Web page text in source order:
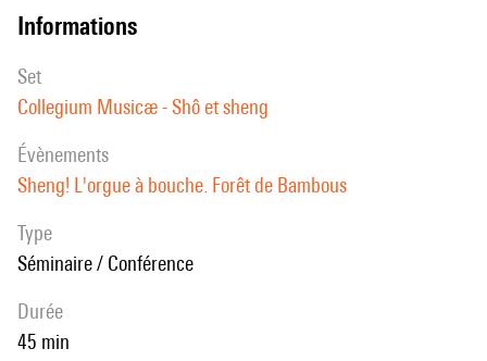
informations
set
Collegium Musicæ - Shô et sheng
évènements
Sheng! L'orgue à bouche. Forêt de Bambous
Type
Séminaire / Conférence
durée
45 min